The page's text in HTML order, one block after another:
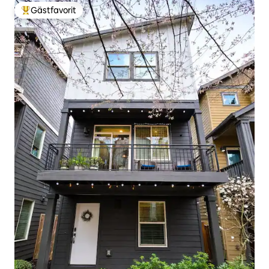
Populär gästfavorit
Gästfavorit